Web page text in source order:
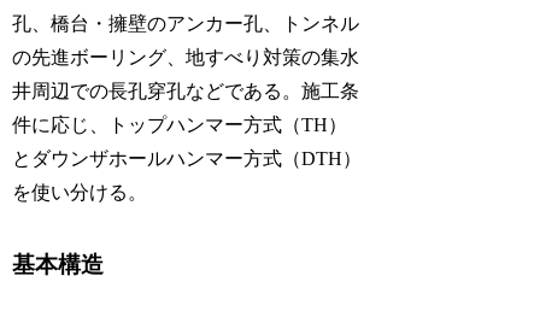
孔、橋台・擁壁のアンカー孔、トンネル
の先進ボーリング、地すべり対策の集水
井周辺での長孔穿孔などである。施工条
件に応じ、トップハンマー方式（TH）
とダウンザホールハンマー方式（DTH）
を使い分ける。
基本構造